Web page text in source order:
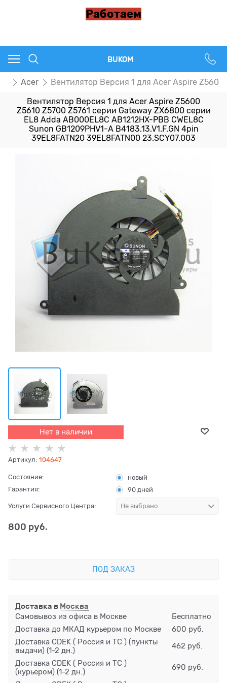
Работаем
BUKOM
Acer Вентилятор Версия 1 для Acer Aspire Z5600
Вентилятор Версия 1 для Acer Aspire Z5600
Z5610 Z5700 Z5761 серии Gateway ZX6800 серии
EL8 Adda AB000EL8C AB1212HX-PBB CWEL8C
Sunon GB1209PHV1-A B4183.13.V1.F.GN 4pin
39EL8FATN20 39EL8FATN00 23.SCY07.003
Нет в наличии
Артикул: 104647
Состояние:
новый
Гарантия:
90 дней
Услуги Сервисного Центра:
800 руб.
ПОД ЗАКАЗ
Доставка в Москва
Самовывоз из офиса в Москве
Бесплатно
Доставка до МКАД курьером по Москве
600 руб.
Доставка CDEK ( Россия и ТС ) (пункты
выдачи) (1-2 дн.)
462 руб.
Доставка CDEK ( Россия и ТС )
(курьером) (1-2 дн.)
690 руб.